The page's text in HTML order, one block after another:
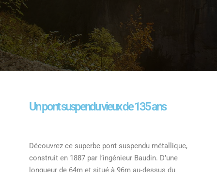
Un pont suspendu vieux de 135 ans
Découvrez ce superbe pont suspendu métallique,
construit en 1887 par l’ingénieur Baudin. D’une
longueur de 64m et situé à 96m au-dessus du